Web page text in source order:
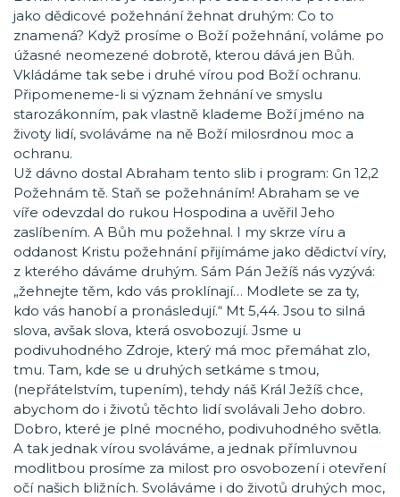
jako dědicové požehnání žehnat druhým: Co to
znamená? Když prosíme o Boží požehnání, voláme po
úžasné neomezené dobrotě, kterou dává jen Bůh.
Vkládáme tak sebe i druhé vírou pod Boží ochranu.
Připomeneme-li si význam žehnání ve smyslu
starozákonním, pak vlastně klademe Boží jméno na
životy lidí, svoláváme na ně Boží milosrdnou moc a
ochranu.
Už dávno dostal Abraham tento slib i program: Gn 12,2
Požehnám tě. Staň se požehnáním! Abraham se ve
víře odevzdal do rukou Hospodina a uvěřil Jeho
zaslíbením. A Bůh mu požehnal. I my skrze víru a
oddanost Kristu požehnání přijímáme jako dědictví víry,
z kterého dáváme druhým. Sám Pán Ježíš nás vyzývá:
„žehnejte těm, kdo vás proklínají… Modlete se za ty,
kdo vás hanobí a pronásledují.“ Mt 5,44. Jsou to silná
slova, avšak slova, která osvobozují. Jsme u
podivuhodného Zdroje, který má moc přemáhat zlo,
tmu. Tam, kde se u druhých setkáme s tmou,
(nepřátelstvím, tupením), tehdy náš Král Ježíš chce,
abychom do i životů těchto lidí svolávali Jeho dobro.
Dobro, které je plné mocného, podivuhodného světla.
A tak jednak vírou svoláváme, a jednak přímluvnou
modlitbou prosíme za milost pro osvobození i otevření
očí našich bližních. Svoláváme i do životů druhých moc,